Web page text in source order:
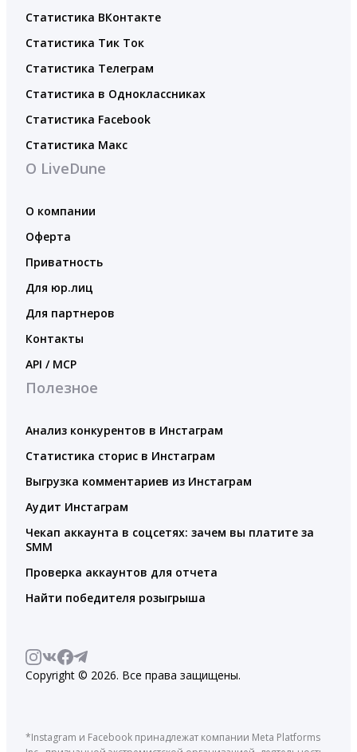
Статистика ВКонтакте
Статистика Тик Ток
Статистика Телеграм
Статистика в Одноклассниках
Статистика Facebook
Статистика Макс
О LiveDune
О компании
Оферта
Приватность
Для юр.лиц
Для партнеров
Контакты
API / MCP
Полезное
Анализ конкурентов в Инстаграм
Статистика сторис в Инстаграм
Выгрузка комментариев из Инстаграм
Аудит Инстаграм
Чекап аккаунта в соцсетях: зачем вы платите за
SMM
Проверка аккаунтов для отчета
Найти победителя розыгрыша
Copyright © 2026. Все права защищены.
*Instagram и Facebook принадлежат компании Meta Platforms